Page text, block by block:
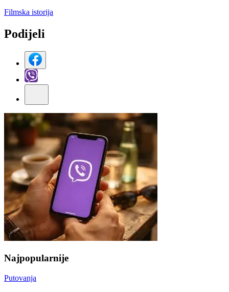
Filmska istorija
Podijeli
Najpopularnije
Putovanja